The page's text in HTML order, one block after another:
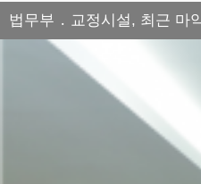
법무부 ․ 교정시설, 최근 마